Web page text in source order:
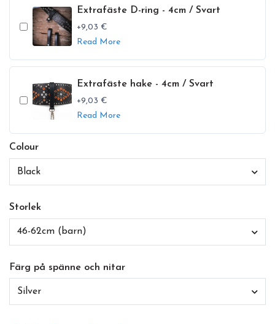
Extrafäste D-ring - 4cm / Svart
+9,03 €
Read More
Extrafäste hake - 4cm / Svart
+9,03 €
Read More
Colour
Black
Storlek
46-62cm (barn)
Färg på spänne och nitar
Silver